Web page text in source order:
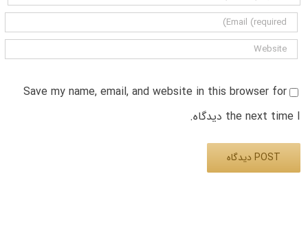
Save my name, email, and website in this browser for
the next time I دیدگاه.